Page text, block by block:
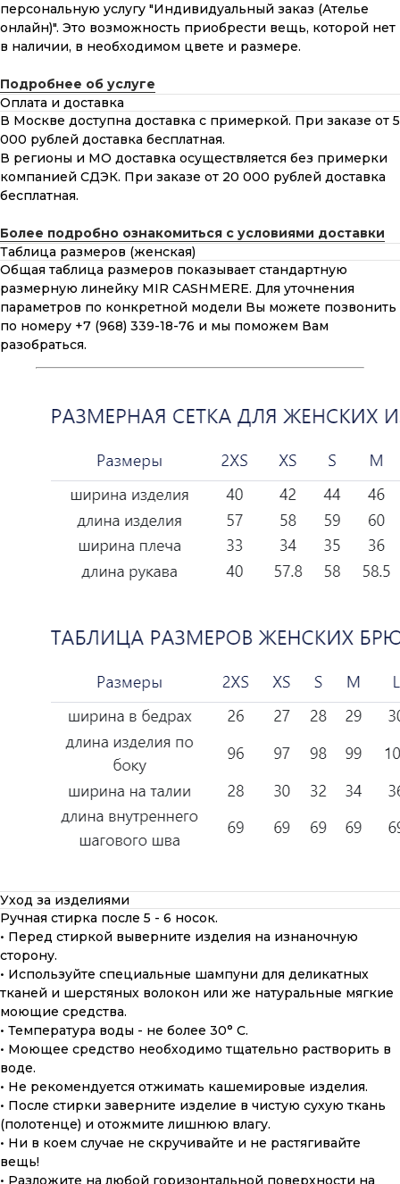
персональную услугу "Индивидуальный заказ (Ателье
онлайн)". Это возможность приобрести вещь, которой нет
в наличии, в необходимом цвете и размере.
Подробнее об услуге
Оплата и доставка
В Москве доступна доставка с примеркой. При заказе от 5
000 рублей доставка бесплатная.
В регионы и МО доставка осуществляется без примерки
компанией СДЭК. При заказе от 20 000 рублей доставка
бесплатная.
Более подробно ознакомиться с условиями доставки
Таблица размеров (женская)
Общая таблица размеров показывает стандартную
размерную линейку MIR CASHMERE. Для уточнения
параметров по конкретной модели Вы можете позвонить
по номеру +7 (968) 339-18-76 и мы поможем Вам
разобраться.
Уход за изделиями
Ручная стирка после 5 - 6 носок.
• Перед стиркой выверните изделия на изнаночную
сторону.
• Используйте специальные шампуни для деликатных
тканей и шерстяных волокон или же натуральные мягкие
моющие средства.
• Температура воды - не более 30° С.
• Моющее средство необходимо тщательно растворить в
воде.
• Не рекомендуется отжимать кашемировые изделия.
• После стирки заверните изделие в чистую сухую ткань
(полотенце) и отожмите лишнюю влагу.
• Ни в коем случае не скручивайте и не растягивайте
вещь!
• Разложите на любой горизонтальной поверхности на
ПОДАРОЧНАЯ КАРТА